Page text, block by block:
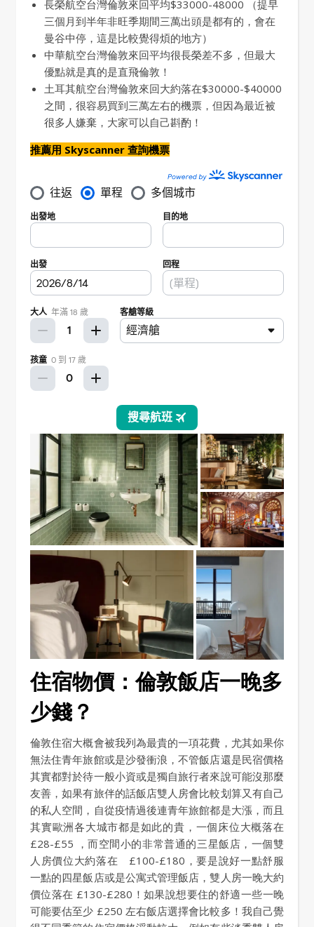
長榮航空台灣倫敦來回平均$33000-48000 （提早
三個月到半年非旺季期間三萬出頭是都有的，會在
曼谷中停，這是比較覺得煩的地方）
中華航空台灣倫敦來回平均很長榮差不多，但最大
優點就是真的是直飛倫敦！
土耳其航空台灣倫敦來回大約落在$30000-$40000
之間，很容易買到三萬左右的機票，但因為最近被
很多人嫌棄，大家可以自己斟酌！
推薦用 Skyscanner 查詢機票
住宿物價：倫敦飯店一晚多
少錢？
倫敦住宿大概會被我列為最貴的一項花費，尤其如果你
無法住青年旅館或是沙發衝浪，不管飯店還是民宿價格
其實都對於待一般小資或是獨自旅行者來說可能沒那麼
友善，如果有旅伴的話飯店雙人房會比較划算又有自己
的私人空間，自從疫情過後連青年旅館都是大漲，而且
其實歐洲各大城市都是如此的貴，一個床位大概落在
£28-£55 ，而空間小的非常普通的三星飯店，一個雙
人房價位大約落在 £100-£180，要是說好一點舒服
一點的四星飯店或是公寓式管理飯店，雙人房一晚大約
價位落在 £130-£280！如果說想要住的舒適一些一晚
可能要估至少 £250 左右飯店選擇會比較多！我自己覺